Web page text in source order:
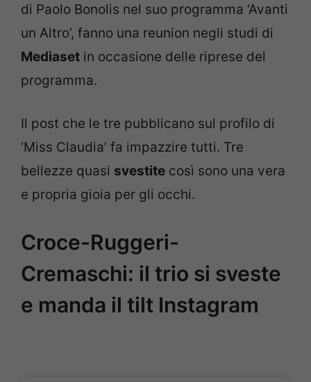
di Paolo Bonolis nel suo programma ‘Avanti
un Altro’, fanno una reunion negli studi di
Mediaset in occasione delle riprese del
programma.
Il post che le tre pubblicano sul profilo di
‘Miss Claudia’ fa impazzire tutti. Tre
bellezze quasi svestite così sono una vera
e propria gioia per gli occhi.
Croce-Ruggeri-
Cremaschi: il trio si sveste
e manda il tilt Instagram